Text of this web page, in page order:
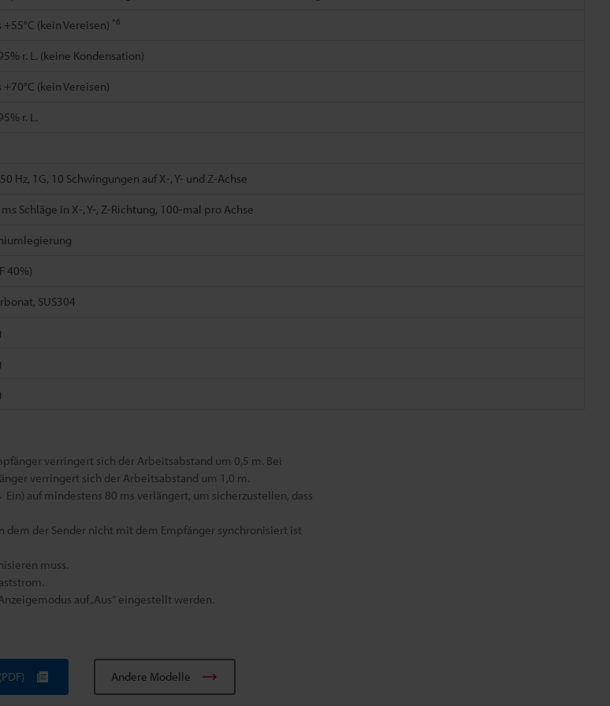
(kein Vereisen) *6
r. L. (keine Kondensation)
(kein Vereisen)
r. L.
Hz, 1G, 10 Schwingungen auf X-, Y- und Z-Achse
ms Schläge in X-, Y-, Z-Richtung, 100-mal pro Achse
40%)
SUS304
verringert sich der Arbeitsabstand um 0,5 m. Bei
verringert sich der Arbeitsabstand um 1,0 m.
auf mindestens 80 ms verlängert, um sicherzustellen, dass
dem der Sender nicht mit dem Empfänger synchronisiert ist
muss.
auf „Aus“ eingestellt werden.
Andere Modelle